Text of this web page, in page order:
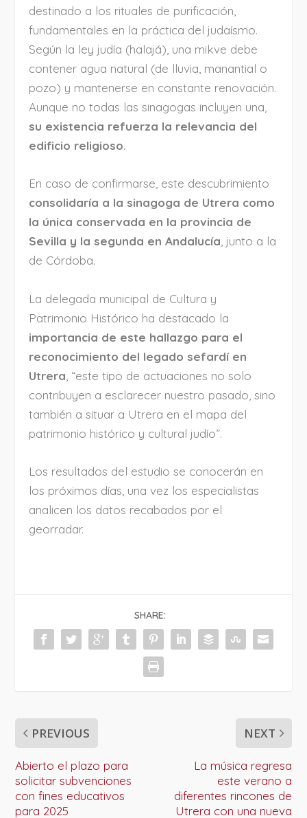
destinado a los rituales de purificación,
fundamentales en la práctica del judaísmo.
Según la ley judía (halajá), una mikve debe
contener agua natural (de lluvia, manantial o
pozo) y mantenerse en constante renovación.
Aunque no todas las sinagogas incluyen una,
su existencia refuerza la relevancia del
edificio religioso.
En caso de confirmarse, este descubrimiento
consolidaría a la sinagoga de Utrera como
la única conservada en la provincia de
Sevilla y la segunda en Andalucía, junto a la
de Córdoba.
La delegada municipal de Cultura y
Patrimonio Histórico ha destacado la
importancia de este hallazgo para el
reconocimiento del legado sefardí en
Utrera , “este tipo de actuaciones no solo
contribuyen a esclarecer nuestro pasado, sino
también a situar a Utrera en el mapa del
patrimonio histórico y cultural judío”.
Los resultados del estudio se conocerán en
los próximos días, una vez los especialistas
analicen los datos recabados por el
georradar.
SHARE:
PREVIOUS
Abierto el plazo para
solicitar subvenciones
con fines educativos
para 2025
NEXT
La música regresa
este verano a
diferentes rincones de
Utrera con una nueva